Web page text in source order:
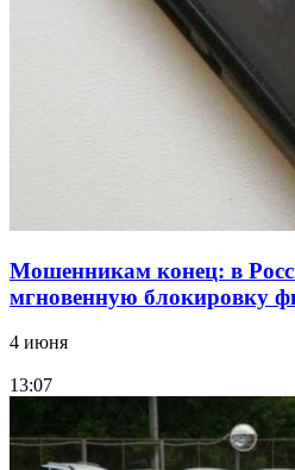
Волгоградские компании
заключены контракты на
Мошенникам конец: в
мгновенную блокировку
4 июня
13:07